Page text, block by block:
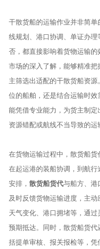
干散货船的运输作业并非简
线规划、港口协调、单证办
否，都直接影响着货物运输的
市场的深入了解，能够精准
主筛选出适配的干散货船资
位的船舶，还是结合运输时
能凭借专业能力，为货主制
资源错配或航线不当导致的运
在货物运输过程中，散货船货
在起运港的装船协调，到航
安排， 散货船货代与船方、港
及时反馈货物运输进度，主
天气变化、港口拥堵等，通
预期抵达。同时，散货船货
括提单审核、报关报检等，